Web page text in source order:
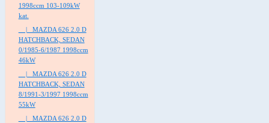
1998ccm 103-109kW
kat.
|_ MAZDA 626 2.0 D
HATCHBACK, SEDAN
0/1985-6/1987 1998ccm
46kW
|_ MAZDA 626 2.0 D
HATCHBACK, SEDAN
8/1991-3/1997 1998ccm
55kW
|_ MAZDA 626 2.0 D